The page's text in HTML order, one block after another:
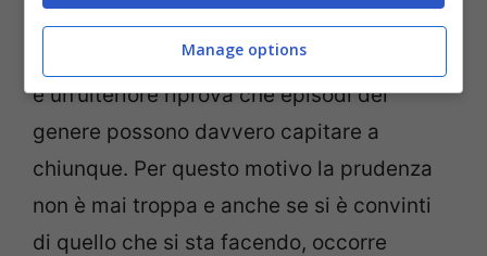
A fronte di tanti casi tragici uno che
fortunatamente si conclude bene. Ma che
è un’ulteriore riprova che episodi del
genere possono davvero capitare a
chiunque. Per questo motivo la prudenza
non è mai troppa e anche se si è convinti
di quello che si sta facendo, occorre
Manage options